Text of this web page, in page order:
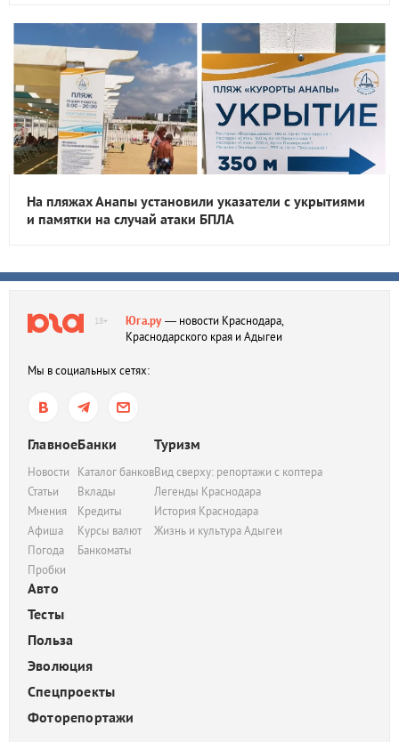
На пляжах Анапы установили указатели с укрытиями
и памятки на случай атаки БПЛА
18+ Юга.ру— новости Краснодара,
Краснодарского края и Адыгеи
Мы в социальных сетях:
Главное
Новости
Статьи
Мнения
Афиша
Погода
Пробки
Банки
Каталог банков
Вклады
Кредиты
Курсы валют
Банкоматы
Туризм
Вид сверху: репортажи с коптера
Легенды Краснодара
История Краснодара
Жизнь и культура Адыгеи
Авто
Тесты
Польза
Эволюция
Спецпроекты
Фоторепортажи